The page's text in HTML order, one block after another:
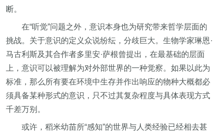
断。
在“听觉”问题之外，意识本身也为研究带来哲学层面的
挑战。关于意识的定义众说纷纭，分歧巨大。生物学家琳恩·
马古利斯及其合作者多里安·萨根曾提出，在最基础的层面
上，意识可以被理解为对外部世界的一种觉察。如果以此为
标准，那么所有要在环境中生存并作出响应的物种大概都必
须具备某种形式的意识，只不过其复杂程度与具体表现方式
千差万别。
或许，稻米幼苗所“感知”的世界与人类经验已经相去甚